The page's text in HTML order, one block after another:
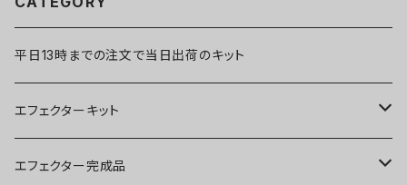
平日13時までの注文で当日出荷のキット
エフェクターキット
ブースター
エフェクター完成品